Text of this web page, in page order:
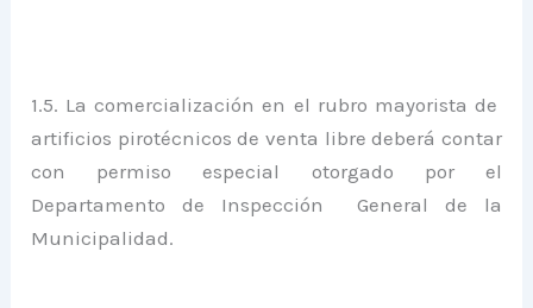
1.5. La comercialización en el rubro mayorista de
artificios pirotécnicos de venta libre deberá contar
con permiso especial otorgado por el
Departamento de Inspección General de la
Municipalidad.